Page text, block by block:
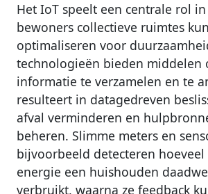
Het IoT speelt een centrale rol
bewoners collectieve ruimtes
optimaliseren voor
technologieën bieden middelen
informatie te verzamelen en te
resulteert in datagedreven
afval verminderen en
beheren. Slimme meters en
bijvoorbeeld detecteren
energie een huishouden
verbruikt, waarna ze feedback